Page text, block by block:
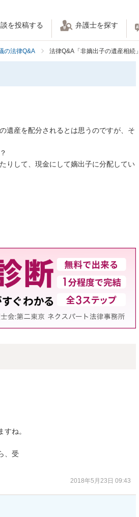
を投稿する 弁護士を探す
の法律Q&A 法律Q&A「非嫡出子の遺産相続」
遺産を配分されるとは思うのですが、そ
りして、現金にして嫡出子に分配してい
ね。
、受
2018年5月23日 09:43